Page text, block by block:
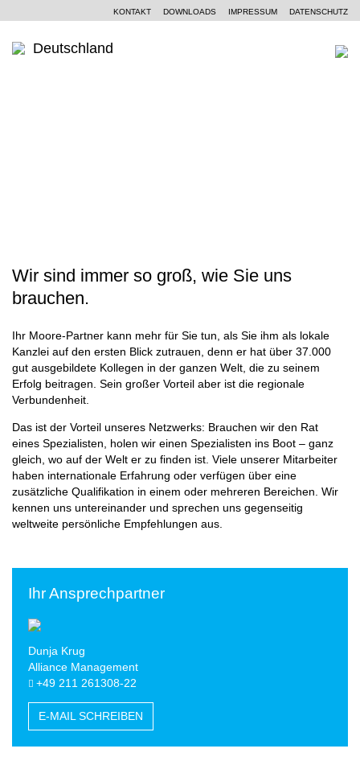
KONTAKT DOWNLOADS IMPRESSUM DATENSCHUTZ
Deutschland
Spezialkenntnisse
KARRIERE
Wir sind immer so groß, wie Sie uns
brauchen.
Ihr Moore-Partner kann mehr für Sie tun, als Sie ihm als lokale
Kanzlei auf den ersten Blick zutrauen, denn er hat über 37.000
gut ausgebildete Kollegen in der ganzen Welt, die zu seinem
Erfolg beitragen. Sein großer Vorteil aber ist die regionale
Verbundenheit.
Das ist der Vorteil unseres Netzwerks: Brauchen wir den Rat
eines Spezialisten, holen wir einen Spezialisten ins Boot – ganz
gleich, wo auf der Welt er zu finden ist. Viele unserer Mitarbeiter
haben internationale Erfahrung oder verfügen über eine
zusätzliche Qualifikation in einem oder mehreren Bereichen. Wir
kennen uns untereinander und sprechen uns gegenseitig
weltweite persönliche Empfehlungen aus.
Ihr Ansprechpartner
Dunja Krug
Alliance Management
+49 211 261308-22
E-MAIL SCHREIBEN